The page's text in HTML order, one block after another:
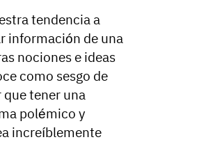
tendencia a
información de una
nociones e ideas
como sesgo de
tener una
polémico y
increíblemente